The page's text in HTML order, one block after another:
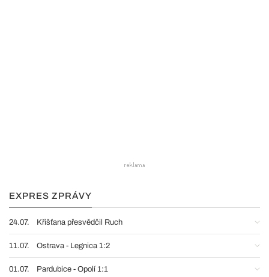
EXPRES ZPRÁVY
24.07. Křišťana přesvědčil Ruch
11.07. Ostrava - Legnica 1:2
01.07. Pardubice - Opolí 1:1